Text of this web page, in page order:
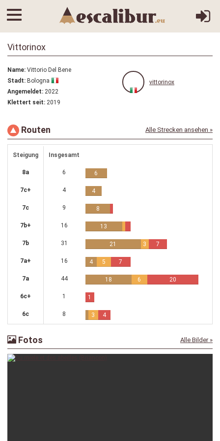
Vittorinox
Name: Vittorio Del Bene
Stadt: Bologna
Angemeldet: 2022
Klettert seit: 2019
vittorinox
Routen Alle Strecken ansehen »
Steigung Insgesamt
8a 6 6
7c+ 4 4
7c 9 8
7b+ 16 13
7b 31 21 3 7
7a+ 16 4 5 7
7a 44 18 6 20
6c+ 1 1
6c 8 3 4
Fotos Alle Bilder »